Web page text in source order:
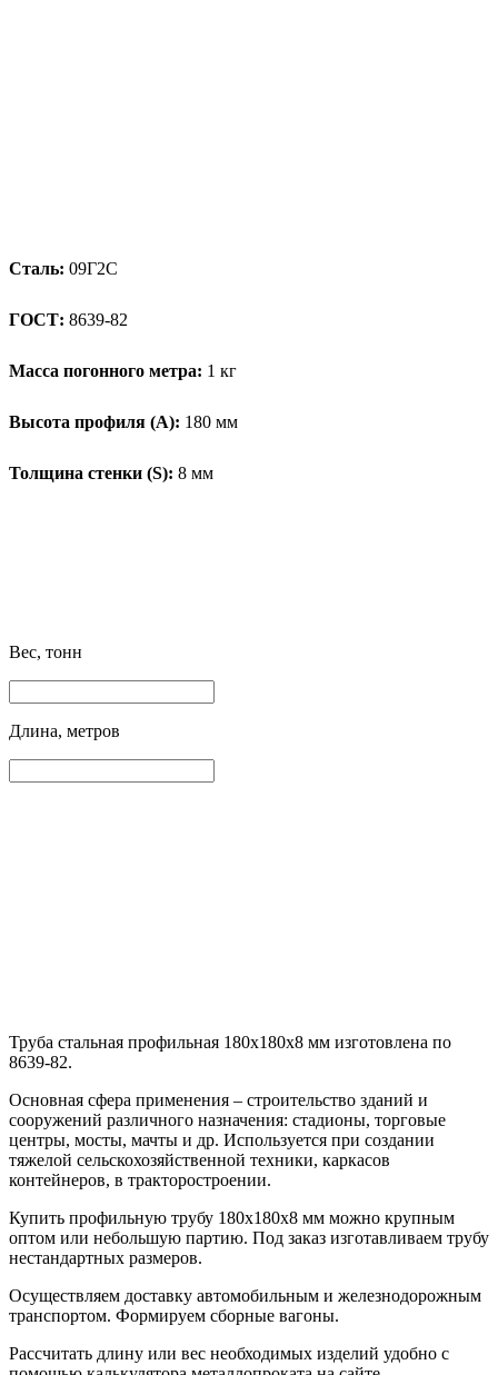
Сталь: 09Г2С
ГОСТ: 8639-82
Масса погонного метра: 1 кг
Высота профиля (А): 180 мм
Толщина стенки (S): 8 мм
Вес, тонн
Длина, метров
Труба стальная профильная 180х180х8 мм изготовлена по
8639-82.
Основная сфера применения – строительство зданий и
сооружений различного назначения: стадионы, торговые
центры, мосты, мачты и др. Используется при создании
тяжелой сельскохозяйственной техники, каркасов
контейнеров, в тракторостроении.
Купить профильную трубу 180х180х8 мм можно крупным
оптом или небольшую партию. Под заказ изготавливаем трубу
нестандартных размеров.
Осуществляем доставку автомобильным и железнодорожным
транспортом. Формируем сборные вагоны.
Рассчитать длину или вес необходимых изделий удобно с